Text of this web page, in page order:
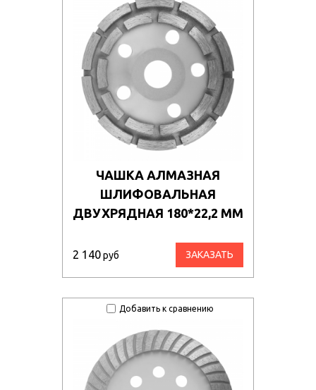
ЧАШКА АЛМАЗНАЯ
ШЛИФОВАЛЬНАЯ
ДВУХРЯДНАЯ 180*22,2 ММ
2 140руб ЗАКАЗАТЬ
Добавить к сравнению